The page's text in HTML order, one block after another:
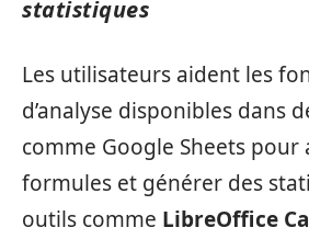
statistiques
Les utilisateurs aident les
d’analyse disponibles dans
comme Google Sheets
formules et générer des
outils comme LibreOffice